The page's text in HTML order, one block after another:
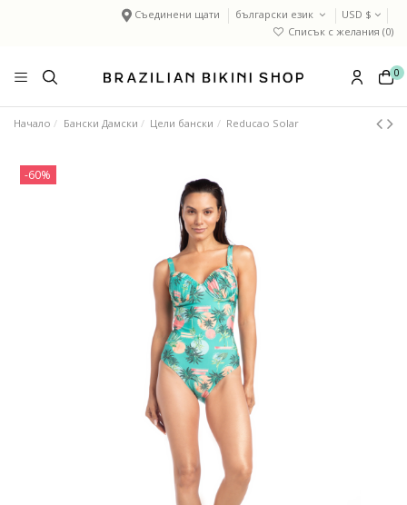
Съединени щати български език
USD $
Списък с желания (0)
0
Начало Бански Дамски Цели бански Reducao Solar
-60%